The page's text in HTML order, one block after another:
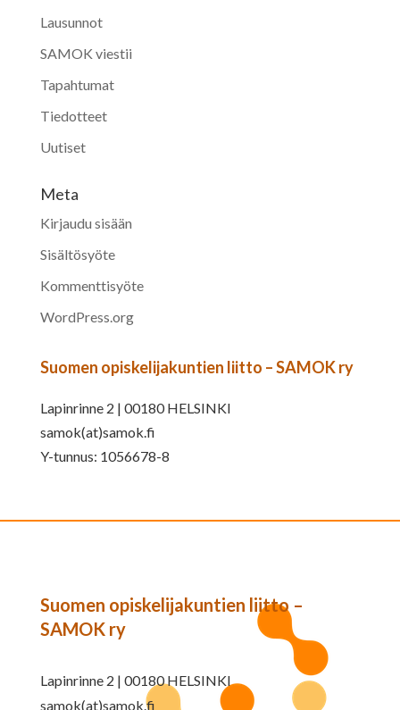
Lausunnot
SAMOK viestii
Tapahtumat
Tiedotteet
Uutiset
Meta
Kirjaudu sisään
Sisältösyöte
Kommenttisyöte
WordPress.org
Suomen opiskelijakuntien liitto – SAMOK ry
Lapinrinne 2 | 00180 HELSINKI
samok(at)samok.fi
Y-tunnus: 1056678-8
Suomen opiskelijakuntien liitto –
SAMOK ry
Lapinrinne 2 | 00180 HELSINKI
samok(at)samok.fi